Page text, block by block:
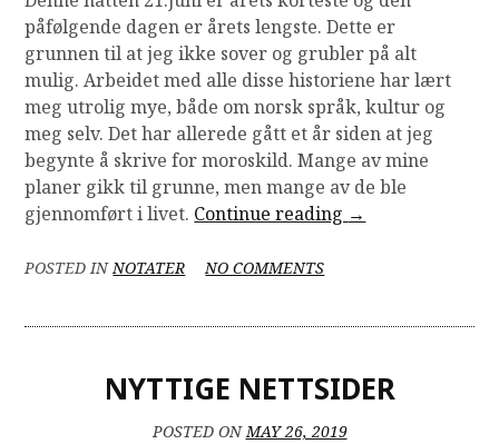
påfølgende dagen er årets lengste. Dette er
grunnen til at jeg ikke sover og grubler på alt
mulig. Arbeidet med alle disse historiene har lært
meg utrolig mye, både om norsk språk, kultur og
meg selv. Det har allerede gått et år siden at jeg
begynte å skrive for moroskild. Mange av mine
planer gikk til grunne, men mange av de ble
gjennomført i livet. Continue reading “Denne
→
POSTED INNOTATER NO COMMENTSON
NYTTIGE NETTSIDER
POSTED ONMAY 26, 2019